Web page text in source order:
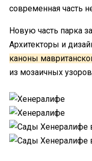
современная часть
Новую часть парка
Архитекторы и
каноны
из мозаичных